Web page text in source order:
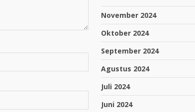
November 2024
Oktober 2024
September 2024
Agustus 2024
Juli 2024
Juni 2024